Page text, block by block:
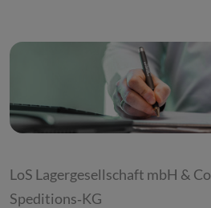
LoS Lagergesellschaft mbH & Co
Speditions‐KG